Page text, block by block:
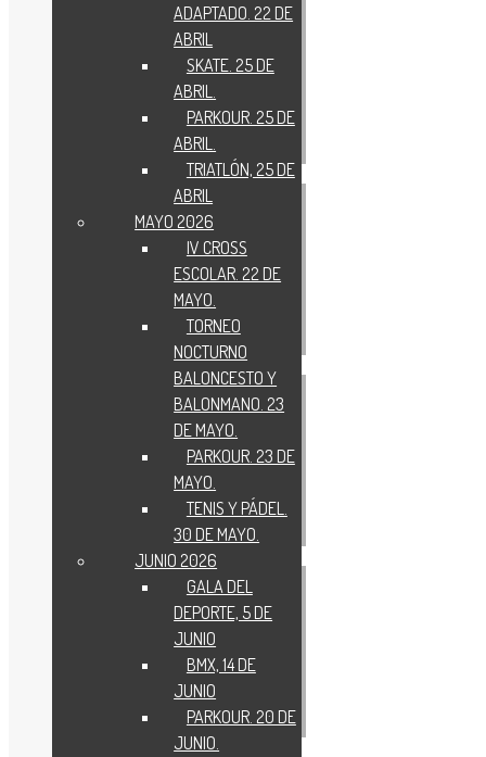
ADAPTADO. 22 DE
ABRIL
SKATE. 25 DE
ABRIL.
PARKOUR. 25 DE
ABRIL.
TRIATLÓN, 25 DE
ABRIL
MAYO 2026
IV CROSS
ESCOLAR. 22 DE
MAYO.
TORNEO
NOCTURNO
BALONCESTO Y
BALONMANO. 23
DE MAYO.
PARKOUR. 23 DE
MAYO.
TENIS Y PÁDEL.
30 DE MAYO.
JUNIO 2026
GALA DEL
DEPORTE, 5 DE
JUNIO
BMX, 14 DE
JUNIO
PARKOUR. 20 DE
JUNIO.